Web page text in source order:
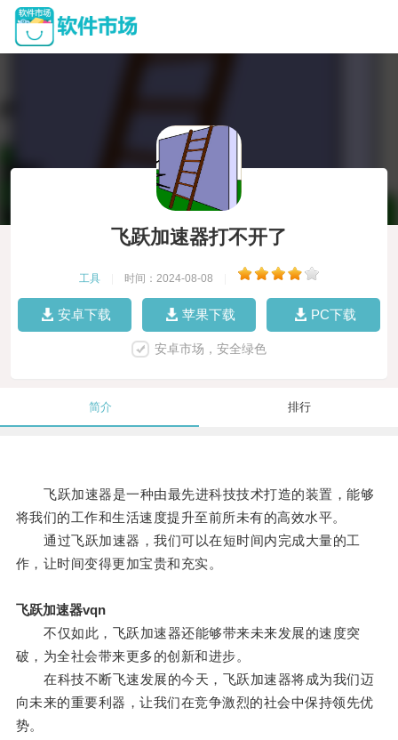
飞跃加速器打不开了
工具 时间：2024-08-08
安卓下载 苹果下载 PC下载
安卓市场，安全绿色
简介 排行
飞跃加速器是一种由最先进科技技术打造的装置，能够
将我们的工作和生活速度提升至前所未有的高效水平。
通过飞跃加速器，我们可以在短时间内完成大量的工
作，让时间变得更加宝贵和充实。
飞跃加速器vqn
不仅如此，飞跃加速器还能够带来未来发展的速度突
破，为全社会带来更多的创新和进步。
在科技不断飞速发展的今天，飞跃加速器将成为我们迈
向未来的重要利器，让我们在竞争激烈的社会中保持领先优
势。